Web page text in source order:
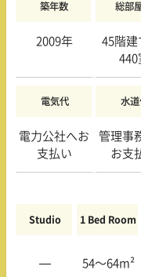
築年数 総部
2009年
45階
440
電気代 水道
電力公社へお
支払い
管理事
お支
Studio 1 Bed Room
— 54〜64m²